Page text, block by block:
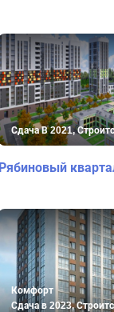
Сдача В 2021,
Рябиновый
Комфорт
Сдача в 2023,